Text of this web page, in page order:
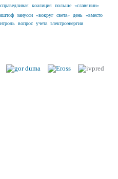
коалиция польше «славянин»
занусси «вокруг света» день «вместо
вопрос учета электроэнергии